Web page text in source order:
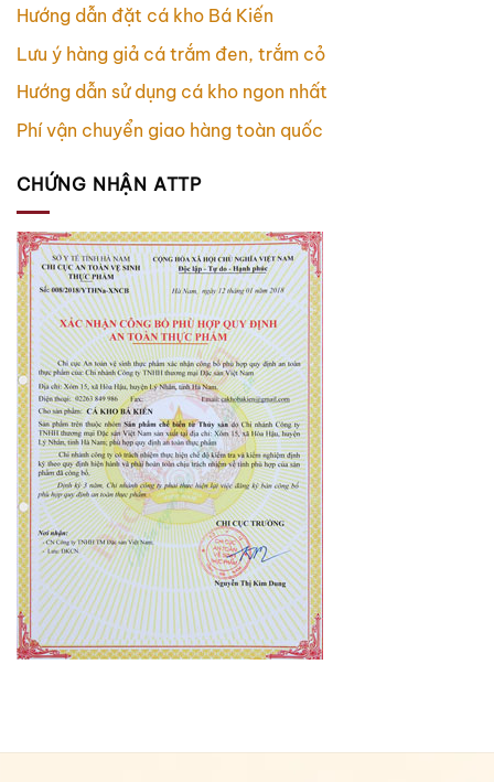
Hướng dẫn đặt cá kho Bá Kiến
Lưu ý hàng giả cá trắm đen, trắm cỏ
Hướng dẫn sử dụng cá kho ngon nhất
Phí vận chuyển giao hàng toàn quốc
CHỨNG NHẬN ATTP